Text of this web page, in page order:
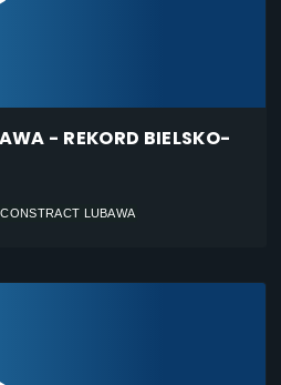
- REKORD BIELSKO-
LUBAWA